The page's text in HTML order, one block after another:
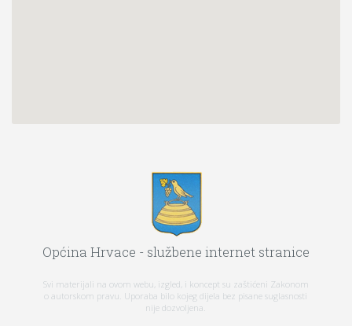
Općina Hrvace - službene internet stranice
Svi materijali na ovom webu, izgled, i koncept su zaštićeni Zakonom
o autorskom pravu. Uporaba bilo kojeg dijela bez pisane suglasnosti
nije dozvoljena.